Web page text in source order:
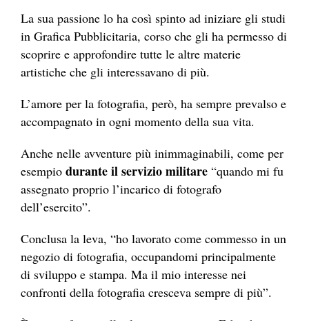
La sua passione lo ha così spinto ad iniziare gli studi
in Grafica Pubblicitaria, corso che gli ha permesso di
scoprire e approfondire tutte le altre materie
artistiche che gli interessavano di più.
L’amore per la fotografia, però, ha sempre prevalso e
accompagnato in ogni momento della sua vita.
Anche nelle avventure più inimmaginabili, come per
esempio durante il servizio militare “quando mi fu
assegnato proprio l’incarico di fotografo
dell’esercito”.
Conclusa la leva, “ho lavorato come commesso in un
negozio di fotografia, occupandomi principalmente
di sviluppo e stampa. Ma il mio interesse nei
confronti della fotografia cresceva sempre di più”.